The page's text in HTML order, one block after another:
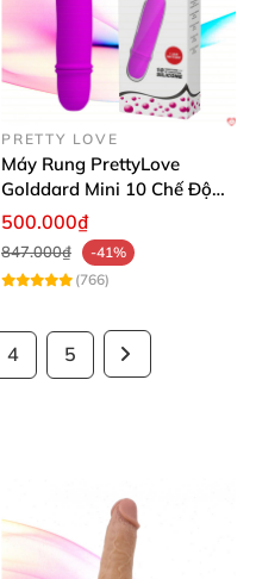
PRETTY LOVE
Máy Rung PrettyLove
Golddard Mini 10 Chế Độ
Kích Thích Điểm G Đỉnh
500.000₫
847.000₫
-41%
(766)
4 5